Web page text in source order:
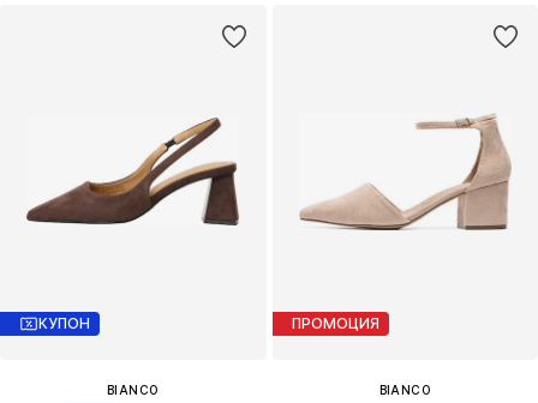
КУПОН
BIANCO
ПРОМОЦИЯ
BIANCO